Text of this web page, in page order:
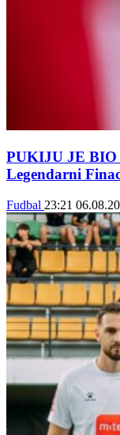
PUKIJU JE
Legendarni
Fudbal 23:21